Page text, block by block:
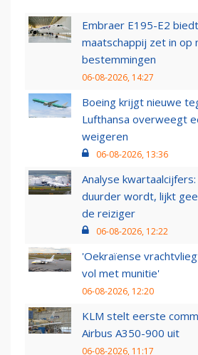
Embraer E195-E2
maatschappij zet in op
bestemmingen
06-08-2026, 14:27
Boeing krijgt nieuwe
Lufthansa overweegt
weigeren
06-08-2026, 13:36
Analyse
duurder wordt, lijkt
de reiziger
06-08-2026, 12:22
'Oekraïense
vol met munitie'
06-08-2026, 12:20
KLM stelt eerste
Airbus A350-900 uit
06-08-2026, 11:17